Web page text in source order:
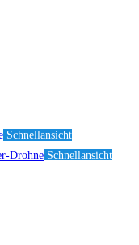
Schnellansicht
Schnellansicht